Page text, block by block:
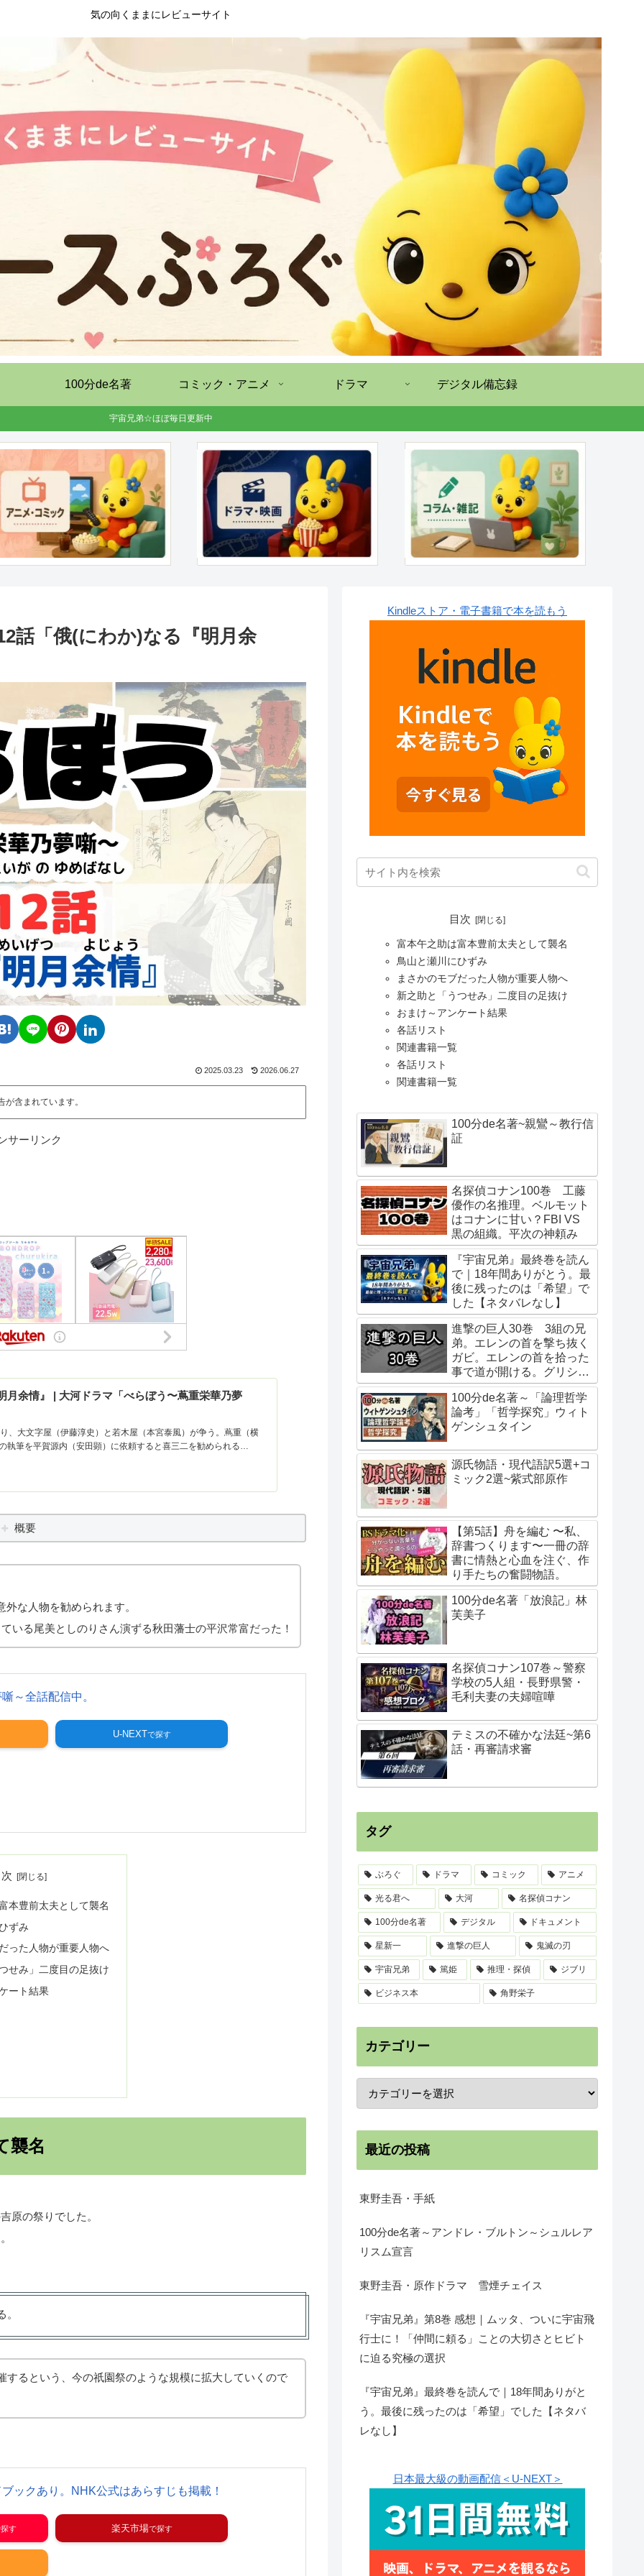
気の向くままにレビューサイト
100分de名著 コミック・アニメ ドラマ デジタル備忘録
宇宙兄弟☆ほぼ毎日更新中
話「俄(にわか)なる『明月余
2025.03.23 2026.06.27
が含まれています。
サーリンク
月余情』 | 大河ドラマ「べらぼう〜蔦重栄華乃夢
、大文字屋（伊藤淳史）と若木屋（本宮泰風）が争う。蔦重（横
執筆を平賀源内（安田顕）に依頼すると喜三二を勧められる…
概要
な人物を勧められます。
いる尾美としのりさん演ずる秋田藩士の平沢常富だった！
～全話配信中。
U-NEXT
本豊前太夫として襲名
ずみ
った人物が重要人物へ
せみ」二度目の足抜け
ート結果
襲名
原の祭りでした。
するという、今の祇園祭のような規模に拡大していくので
ックあり。NHK公式はあらすじも掲載！
楽天市場
Kindleストア・電子書籍で本を読もう
目次
富本午之助は富本豊前太夫として襲名
鳥山と瀬川にひずみ
まさかのモブだった人物が重要人物へ
新之助と「うつせみ」二度目の足抜け
おまけ～アンケート結果
各話リスト
関連書籍一覧
各話リスト
関連書籍一覧
100分de名著~親鸞～教行信
証
名探偵コナン100巻 工藤
優作の名推理。ベルモット
はコナンに甘い？FBI VS
黒の組織。平次の神頼み
『宇宙兄弟』最終巻を読ん
で｜18年間ありがとう。最
後に残ったのは「希望」で
した【ネタバレなし】
進撃の巨人30巻 3組の兄
弟。エレンの首を撃ち抜く
ガビ。エレンの首を拾った
事で道が開ける。グリシャ
の行動はエレンの指示。始
祖ユミルの巨人化は虫との
接触？二千年前からユミル
が待っていたもの。
100分de名著～「論理哲学
論考」「哲学探究」ウィト
ゲンシュタイン
源氏物語・現代語訳5選+コ
ミック2選~紫式部原作
【第5話】舟を編む 〜私、
辞書つくります〜一冊の辞
書に情熱と心血を注ぐ、作
り手たちの奮闘物語。
100分de名著「放浪記」林
芙美子
名探偵コナン107巻～警察
学校の5人組・長野県警・
毛利夫妻の夫婦喧嘩
テミスの不確かな法廷~第6
話・再審請求審
タグ
ぶろぐ ドラマ コミック アニメ
光る君へ 大河 名探偵コナン
100分de名著 デジタル ドキュメント
星新一 進撃の巨人 鬼滅の刃
宇宙兄弟 篤姫 推理・探偵 ジブリ
ビジネス本 角野栄子
カテゴリー
最近の投稿
東野圭吾・手紙
100分de名著～アンドレ・ブルトン～シュルレア
リスム宣言
東野圭吾・原作ドラマ 雪煙チェイス
『宇宙兄弟』第8巻 感想｜ムッタ、ついに宇宙飛
行士に！「仲間に頼る」ことの大切さとヒビト
に迫る究極の選択
『宇宙兄弟』最終巻を読んで｜18年間ありがと
う。最後に残ったのは「希望」でした【ネタバ
レなし】
日本最大級の動画配信＜U-NEXT＞